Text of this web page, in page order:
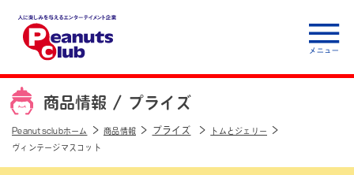
人に楽しみを与えるエ
ンターテイメント企
業 Peanuts club
商品情報 / プライズ
Peanutsclubホーム 商品情報 プライズ トムとジェリー
ヴィンテージマスコット